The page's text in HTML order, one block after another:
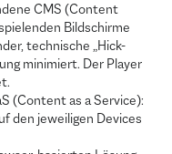
CMS (Content
Bildschirme
technische „Hick-
minimiert. Der Player
(Content as a Service):
den jeweiligen Devices